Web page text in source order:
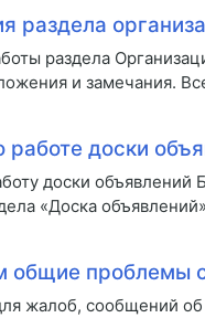
раздела
раздела
и замечания.
работе доски
доски
«Доска
общие проблемы
жалоб, сообщений